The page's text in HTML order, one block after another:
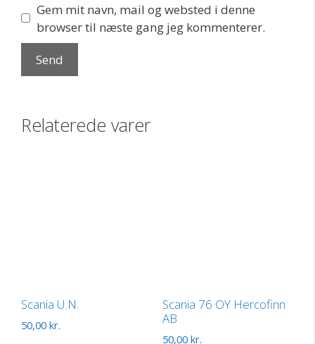
Gem mit navn, mail og websted i denne
browser til næste gang jeg kommenterer.
Relaterede varer
Scania U.N.
50,00 kr.
Scania 76 OY Hercofinn
AB
50,00 kr.